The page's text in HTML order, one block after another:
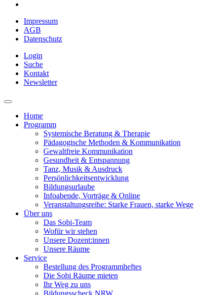
Impressum
AGB
Datenschutz
Login
Suche
Kontakt
Newsletter
Home
Programm
Systemische Beratung & Therapie
Pädagogische Methoden & Kommunikation
Gewaltfreie Kommunikation
Gesundheit & Entspannung
Tanz, Musik & Ausdruck
Persönlichkeitsentwicklung
Bildungsurlaube
Infoabende, Vorträge & Online
Veranstaltungsreihe: Starke Frauen, starke Wege
Über uns
Das Sobi-Team
Wofür wir stehen
Unsere Dozent:innen
Unsere Räume
Service
Bestellung des Programmheftes
Die Sobi Räume mieten
Ihr Weg zu uns
Bildungsscheck NRW